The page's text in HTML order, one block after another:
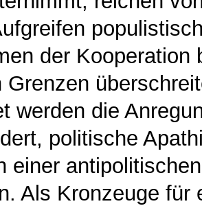
der
Grenzen
werden die
politische
einer
Als Kronzeuge